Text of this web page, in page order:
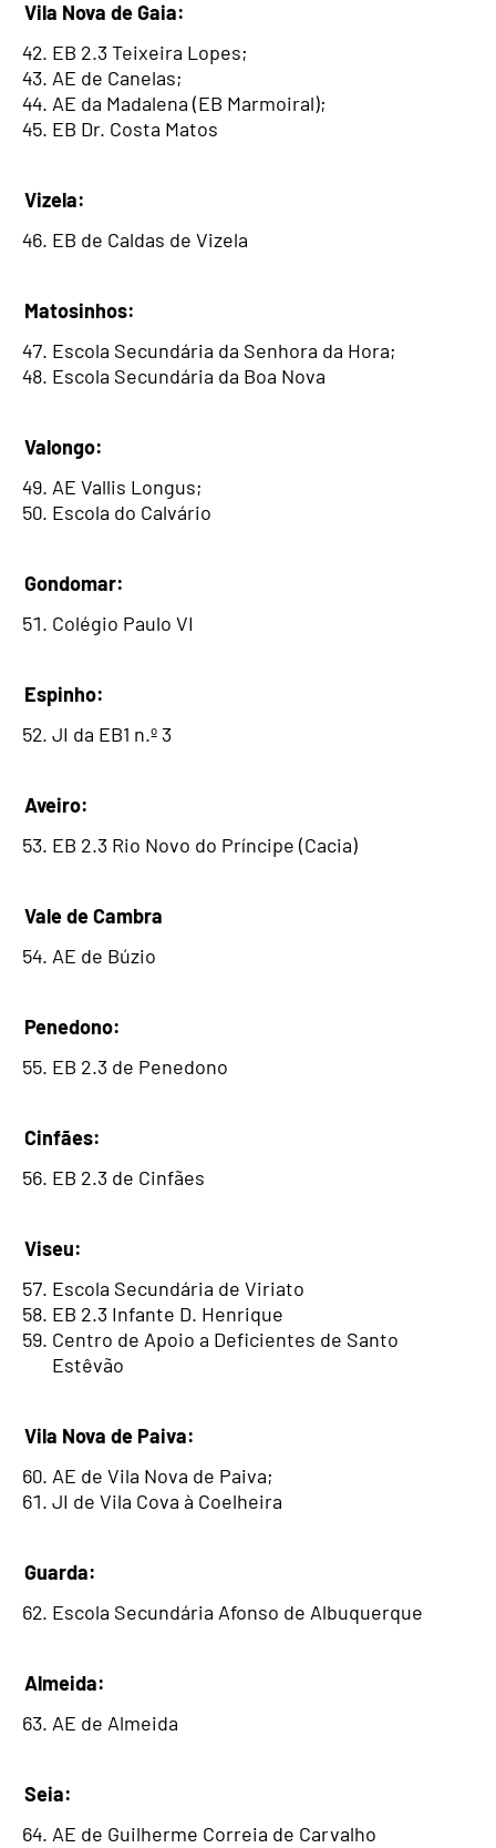
Vila Nova de Gaia:
EB 2.3 Teixeira Lopes;
AE de Canelas;
AE da Madalena (EB Marmoiral);
EB Dr. Costa Matos
Vizela:
EB de Caldas de Vizela
Matosinhos:
Escola Secundária da Senhora da Hora;
Escola Secundária da Boa Nova
Valongo:
AE Vallis Longus;
Escola do Calvário
Gondomar:
Colégio Paulo VI
Espinho:
JI da EB1 n.º 3
Aveiro:
EB 2.3 Rio Novo do Príncipe (Cacia)
Vale de Cambra
AE de Búzio
Penedono:
EB 2.3 de Penedono
Cinfães:
EB 2.3 de Cinfães
Viseu:
Escola Secundária de Viriato
EB 2.3 Infante D. Henrique
Centro de Apoio a Deficientes de Santo
Estêvão
Vila Nova de Paiva:
AE de Vila Nova de Paiva;
JI de Vila Cova à Coelheira
Guarda:
Escola Secundária Afonso de Albuquerque
Almeida:
AE de Almeida
Seia:
AE de Guilherme Correia de Carvalho